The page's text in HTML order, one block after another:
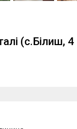
(с.Білиш,